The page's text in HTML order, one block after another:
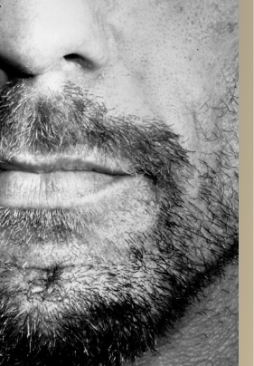
כל מה שחי, אמיתי ונושם.
עם שמוליק רגב.
קרדיט תמונות: David Goehring